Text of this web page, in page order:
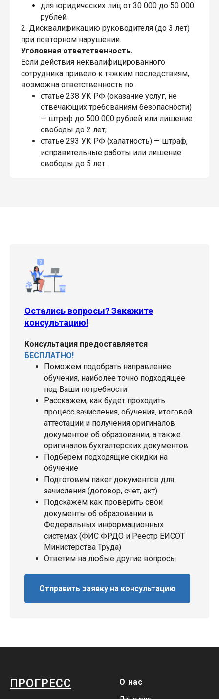
для юридических лиц от 30 000 до 50 000
рублей.
2. Дисквалификацию руководителя (до 3 лет)
при повторном нарушении.
Уголовная ответственность.
Если действия неквалифицированного
сотрудника привело к тяжким последствиям,
возможна ответственность по:
статье 238 УК РФ (оказание услуг, не
отвечающих требованиям безопасности)
— штраф до 500 000 рублей или лишение
свободы до 2 лет;
статье 293 УК РФ (халатность) — штраф,
исправительные работы или лишение
свободы до 5 лет.
Остались вопросы? Закажите
консультацию!
Консультация предоставляется
БЕСПЛАТНО!
Поможем подобрать направление
обучения, наиболее точно подходящее
под Ваши потребности
Расскажем, как будет проходить
процесс зачисления, обучения, итоговой
аттестации и получения оригиналов
документов об образовании, а также
оригиналов бухгалтерских документов
Подберем подходящие скидки на
обучение
Подготовим пакет документов для
зачисления (договор, счет, акт)
Подскажем как проверить свои
документы об образовании в
Федеральных информационных
системах (ФИС ФРДО и Реестр ЕИСОТ
Министерства Труда)
Ответим на любые другие вопросы
Отправить заявку на консультацию
ПРОГРЕСС О нас